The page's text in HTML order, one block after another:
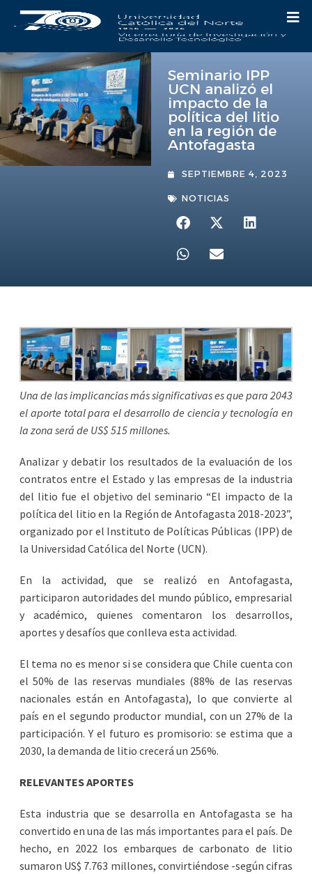
Seminario IPP
UCN analizó el
impacto de la
política del litio
en la región de
Antofagasta
SEPTIEMBRE 4, 2023
NOTICIAS
Una de las implicancias más significativas es que para 2043
el aporte total para el desarrollo de ciencia y tecnología en
la zona será de US$ 515 millones.
Analizar y debatir los resultados de la evaluación de los
contratos entre el Estado y las empresas de la industria
del litio fue el objetivo del seminario “El impacto de la
política del litio en la Región de Antofagasta 2018-2023”,
organizado por el Instituto de Políticas Públicas (IPP) de
la Universidad Católica del Norte (UCN).
En la actividad, que se realizó en Antofagasta,
participaron autoridades del mundo público, empresarial
y académico, quienes comentaron los desarrollos,
aportes y desafíos que conlleva esta actividad.
El tema no es menor si se considera que Chile cuenta con
el 50% de las reservas mundiales (88% de las reservas
nacionales están en Antofagasta), lo que convierte al
país en el segundo productor mundial, con un 27% de la
participación. Y el futuro es promisorio: se estima que a
2030, la demanda de litio crecerá un 256%.
RELEVANTES APORTES
Esta industria que se desarrolla en Antofagasta se ha
convertido en una de las más importantes para el país. De
hecho, en 2022 los embarques de carbonato de litio
sumaron US$ 7.763 millones, convirtiéndose -según cifras